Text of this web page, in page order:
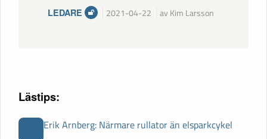
LEDARE 2021-04-22 av Kim Larsson
Lästips:
Erik Arnberg: Närmare rullator än elsparkcykel